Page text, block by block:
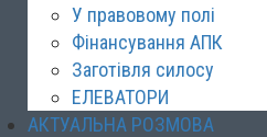
У правовому полі
Фінансування АПК
Заготівля силосу
ЕЛЕВАТОРИ
АКТУАЛЬНА РОЗМОВА